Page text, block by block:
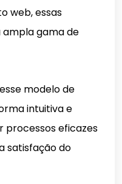
web, essas
gama de
modelo de
intuitiva e
processos eficazes
satisfação do